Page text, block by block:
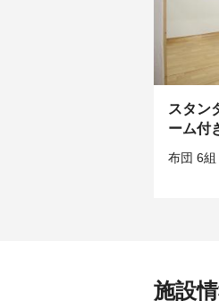
スタン
ーム付
布団 6組
施設